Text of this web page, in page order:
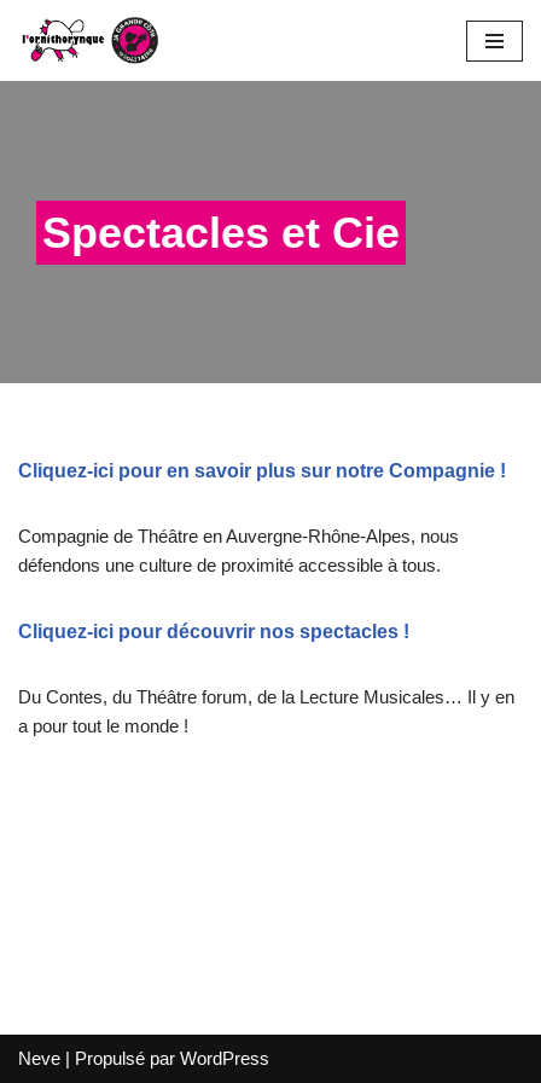
Aller
Spectacles et Cie
Cliquez-ici pour en savoir plus sur notre Compagnie !
Compagnie de Théâtre en Auvergne-Rhône-Alpes, nous
défendons une culture de proximité accessible à tous.
Cliquez-ici pour découvrir nos spectacles !
Du Contes, du Théâtre forum, de la Lecture Musicales… Il y en
a pour tout le monde !
Neve | Propulsé par WordPress